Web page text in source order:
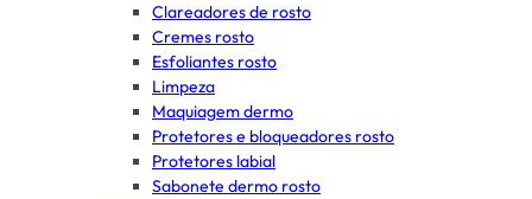
Clareadores de rosto
Cremes rosto
Esfoliantes rosto
Limpeza
Maquiagem dermo
Protetores e bloqueadores rosto
Protetores labial
Sabonete dermo rosto